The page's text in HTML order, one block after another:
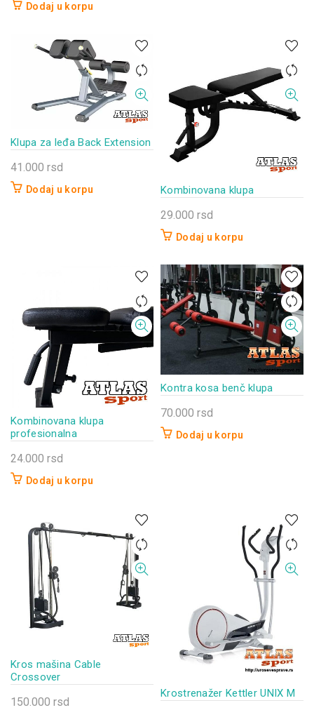
Dodaj u korpu
Klupa za leđa Back Extension
41.000 rsd
Dodaj u korpu Kombinovana klupa
29.000 rsd
Dodaj u korpu
Kombinovana klupa
profesionalna
24.000 rsd
Dodaj u korpu
Kontra kosa benč klupa
70.000 rsd
Dodaj u korpu
Kros mašina Cable
Crossover
150.000 rsd
Krostrenažer Kettler UNIX M